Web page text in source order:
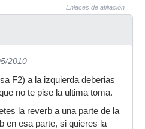
Enlaces de afiliación
2010
F2) a la izquierda deberias
no te pise la ultima toma.
la reverb a una parte de la
en esa parte, si quieres la